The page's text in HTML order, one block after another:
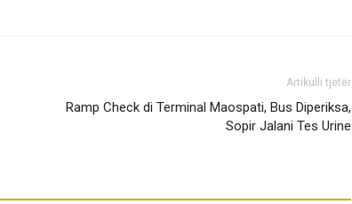
Artikulli tjetër
Ramp Check di Terminal Maospati, Bus Diperiksa,
Sopir Jalani Tes Urine